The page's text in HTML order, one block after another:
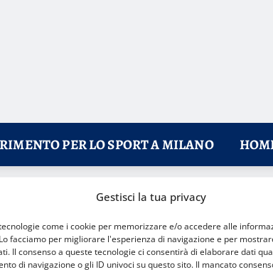
Gestisci la tua privacy
come i cookie per memorizzare e/o accedere alle
facciamo per migliorare l'esperienza di navigazione e per
Il consenso a queste tecnologie ci consentirà di elaborare dati
di navigazione o gli ID univoci su questo sito. Il mancato
PER LO SPORT A MILANO